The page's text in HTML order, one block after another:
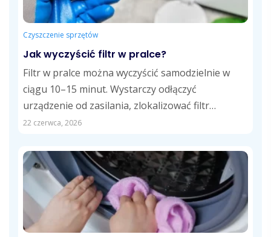
Czyszczenie sprzętów
Jak wyczyścić filtr w pralce?
Filtr w pralce można wyczyścić samodzielnie w
ciągu 10–15 minut. Wystarczy odłączyć
urządzenie od zasilania, zlokalizować filtr
odpływowy, usunąć zalegające...
22 czerwca, 2026